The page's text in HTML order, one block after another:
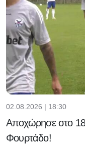
02.08.2026 | 18:30
Αποχώρησε στο 18'
Φουρτάδο!